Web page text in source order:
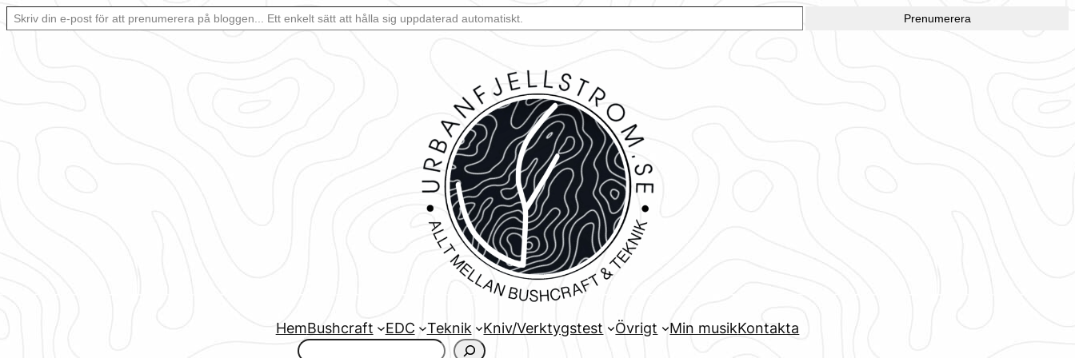
Hoppa
Skriv din e-post för att prenumerera på bloggen… Ett enkelt sätt att hålla sig uppdaterad automatiskt.
Prenumerera
HemBushcraft EDC Teknik Kniv/Verktygstest Övrigt Min musikKontakta